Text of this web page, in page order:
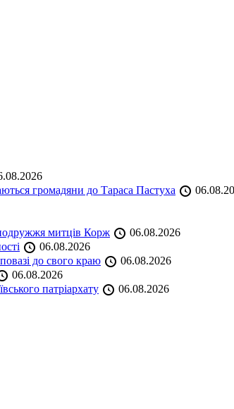
громадяни до Тараса Пастуха
митців Корж
06.08.2026
06.08.2026
до свого краю
06.08.2026
06.08.2026
патріархату
06.08.2026